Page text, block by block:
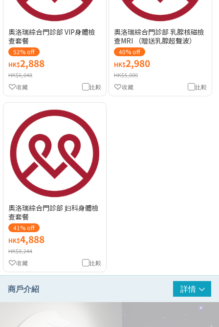
奧洛瑞綜合門診部 VIP身體檢
查套餐
52% off
HK$2,888
HK$6,048
比較
收藏
奧洛瑞綜合門診部 乳腺核磁檢
查MRI （贈送乳腺超聲波）
40% off
HK$2,980
HK$5,000
比較
收藏
奧洛瑞綜合門診部 妇科身體檢
查套餐
41% off
HK$4,888
HK$8,244
比較
收藏
商戶介紹 詳情